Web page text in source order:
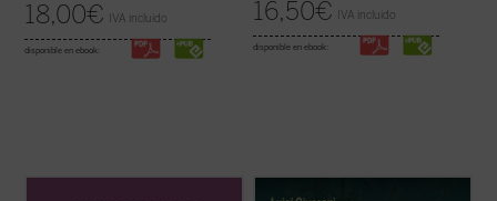
18,00€ IVA incluido
disponible en ebook:
16,50€ IVA incluido
disponible en ebook: